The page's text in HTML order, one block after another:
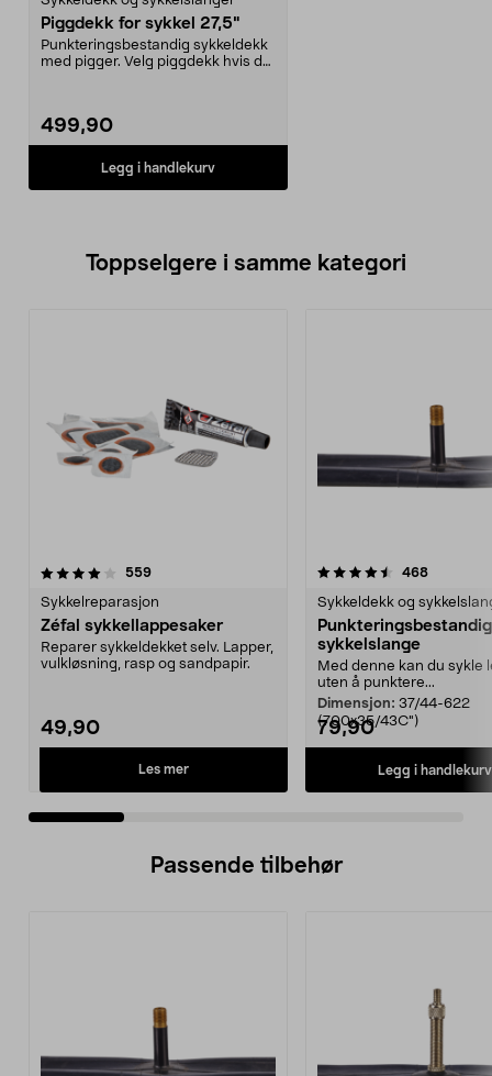
Piggdekk for sykkel 27,5"
Punkteringsbestandig sykkeldekk
med pigger. Velg piggdekk hvis du
499,90
Legg i handlekurv
Toppselgere i samme kategori
559anmeldelser
Sykkelreparasjon
Zéfal sykkellappesaker
Reparer sykkeldekket selv. Lapper,
vulkløsning, rasp og sandpapir.
49,90
Les mer
4.5 av 5 stjerner 468
Sykkeldekk og
Punkteringsbestandig
sykkelslange
Med denne kan du sykle
uten å punktere...
Dimensjon: 37/44-622
(700x35/43C")
79,90
Legg i handlekurv
4.5 av 5 stjerner
Passende tilbehør